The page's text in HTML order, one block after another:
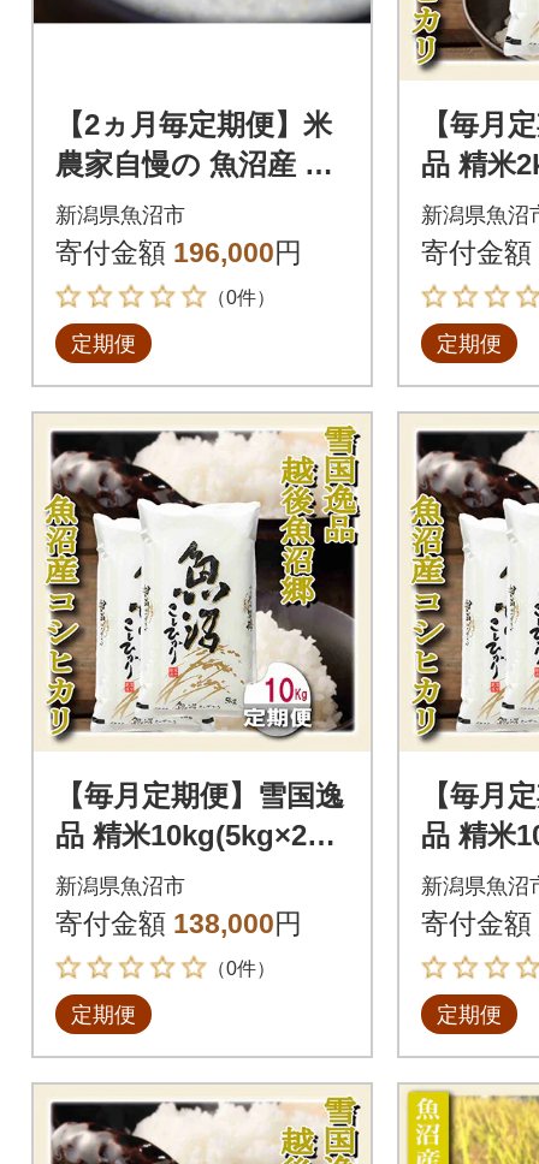
【2ヵ月毎定期便】米
農家自慢の 魚沼産 コ
シヒカリ(精米)10kg(5
kg×2袋)全6回
新潟県魚沼市
寄付金額 196,000円
（0件）
定期便
【毎月
品 精米
郷 魚沼
全12回
新潟県魚沼
寄付金額
定期便
【毎月定期便】雪国逸
品 精米10kg(5kg×2袋)
越後魚沼郷 魚沼産
コシヒカリ全3回
新潟県魚沼市
寄付金額 138,000円
（0件）
定期便
【毎月
品 精米
越後魚
コシヒ
新潟県魚沼
寄付金額
定期便